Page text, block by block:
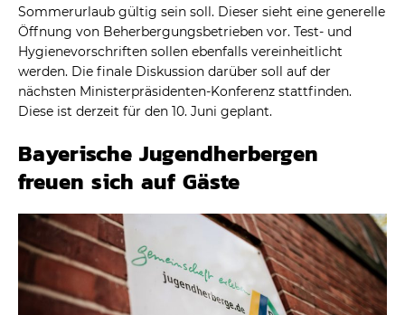
Sommerurlaub gültig sein soll. Dieser sieht eine generelle
Öffnung von Beherbergungsbetrieben vor. Test- und
Hygienevorschriften sollen ebenfalls vereinheitlicht
werden. Die finale Diskussion darüber soll auf der
nächsten Ministerpräsidenten-Konferenz stattfinden.
Diese ist derzeit für den 10. Juni geplant.
Bayerische Jugendherbergen
freuen sich auf Gäste